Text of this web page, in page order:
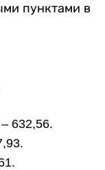
пунктами в
632,56.